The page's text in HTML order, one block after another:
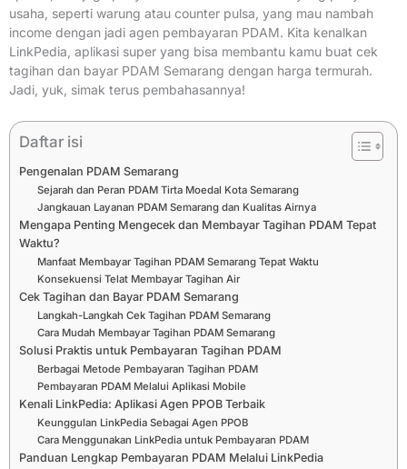
usaha, seperti warung atau counter pulsa, yang mau nambah
income dengan jadi agen pembayaran PDAM. Kita kenalkan
LinkPedia, aplikasi super yang bisa membantu kamu buat cek
tagihan dan bayar PDAM Semarang dengan harga termurah.
Jadi, yuk, simak terus pembahasannya!
Daftar isi
Pengenalan PDAM Semarang
Sejarah dan Peran PDAM Tirta Moedal Kota Semarang
Jangkauan Layanan PDAM Semarang dan Kualitas Airnya
Mengapa Penting Mengecek dan Membayar Tagihan PDAM Tepat
Waktu?
Manfaat Membayar Tagihan PDAM Semarang Tepat Waktu
Konsekuensi Telat Membayar Tagihan Air
Cek Tagihan dan Bayar PDAM Semarang
Langkah-Langkah Cek Tagihan PDAM Semarang
Cara Mudah Membayar Tagihan PDAM Semarang
Solusi Praktis untuk Pembayaran Tagihan PDAM
Berbagai Metode Pembayaran Tagihan PDAM
Pembayaran PDAM Melalui Aplikasi Mobile
Kenali LinkPedia: Aplikasi Agen PPOB Terbaik
Keunggulan LinkPedia Sebagai Agen PPOB
Cara Menggunakan LinkPedia untuk Pembayaran PDAM
Panduan Lengkap Pembayaran PDAM Melalui LinkPedia